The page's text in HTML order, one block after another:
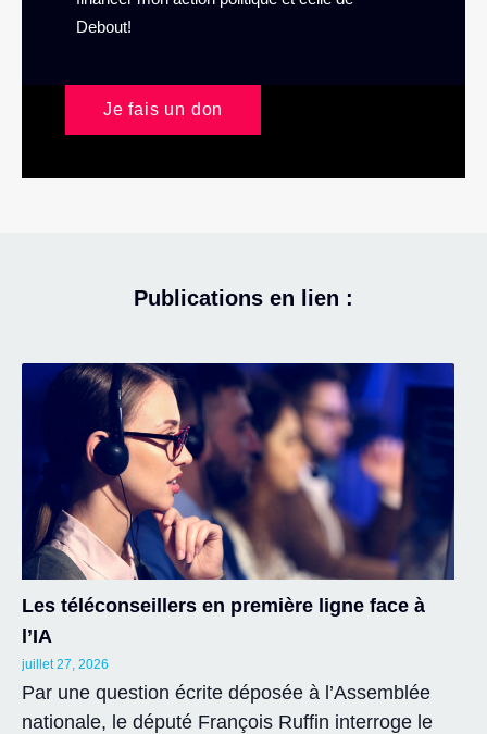
Debout!
Je fais un don
Publications en lien :
Les téléconseillers en première ligne face à
l’IA
juillet 27, 2026
Par une question écrite déposée à l’Assemblée
nationale, le député François Ruffin interroge le